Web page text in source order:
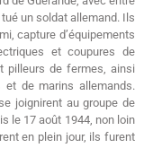
un soldat allemand. Ils
capture d’équipements
et coupures de
pilleurs de fermes, ainsi
de marins allemands.
joignirent au groupe de
le 17 août 1944, non loin
en plein jour, ils furent